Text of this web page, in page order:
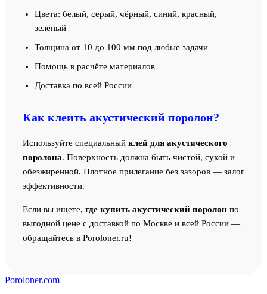
Цвета: белый, серый, чёрный, синий, красный,
зелёный
Толщина от 10 до 100 мм под любые задачи
Помощь в расчёте материалов
Доставка по всей России
Как клеить акустический поролон?
Используйте специальный клей для акустического
поролона. Поверхность должна быть чистой, сухой и
обезжиренной. Плотное прилегание без зазоров — залог
эффективности.
Если вы ищете, где купить акустический поролон по
выгодной цене с доставкой по Москве и всей России —
обращайтесь в Poroloner.ru!
Poroloner.com